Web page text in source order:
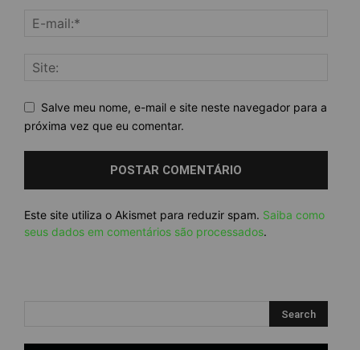
Salve meu nome, e-mail e site neste navegador para a
próxima vez que eu comentar.
Este site utiliza o Akismet para reduzir spam. Saiba como
seus dados em comentários são processados.